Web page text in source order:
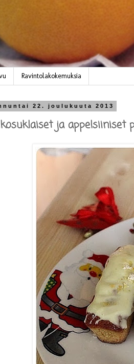
Ravintolakokemuksia
22. joulukuuta 2013
ja